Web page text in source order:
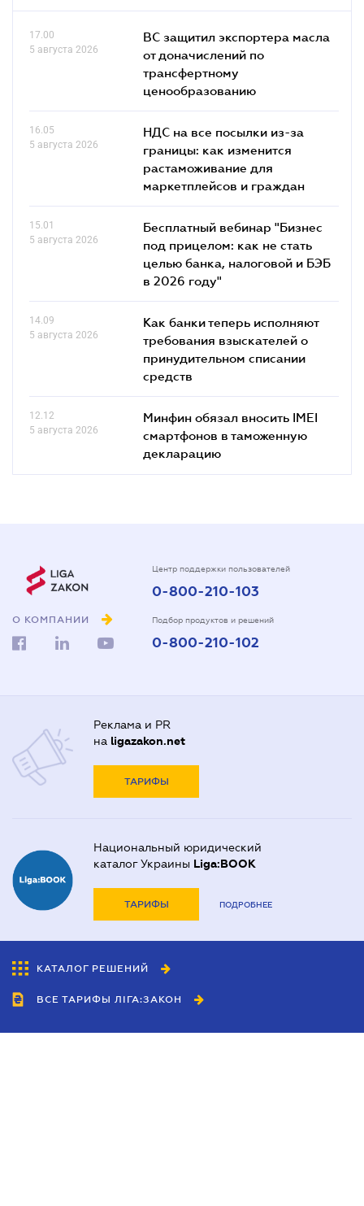
17.00
5 августа 2026
ВС защитил экспортера масла
от доначислений по
трансфертному
ценообразованию
16.05
5 августа 2026
НДС на все посылки из-за
границы: как изменится
растаможивание для
маркетплейсов и граждан
15.01
5 августа 2026
Бесплатный вебинар "Бизнес
под прицелом: как не стать
целью банка, налоговой и БЭБ
в 2026 году"
14.09
5 августа 2026
Как банки теперь исполняют
требования взыскателей о
принудительном списании
средств
12.12
5 августа 2026
Минфин обязал вносить IMEI
смартфонов в таможенную
декларацию
О КОМПАНИИ
Центр поддержки пользователей
0-800-210-103
Подбор продуктов и решений
0-800-210-102
Реклама и PR
на ligazakon.net
ТАРИФЫ
Национальный юридический
каталог Украины Liga:BOOK
ТАРИФЫ ПОДРОБНЕЕ
КАТАЛОГ РЕШЕНИЙ
ВСЕ ТАРИФЫ ЛІГА:ЗАКОН